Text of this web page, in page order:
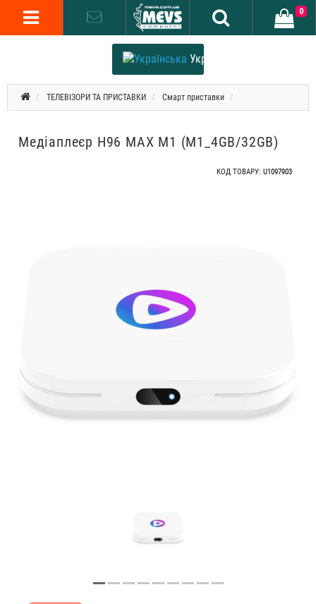
Українська
0
ТЕЛЕВІЗОРИ ТА ПРИСТАВКИ Смарт приставки
Медіаплеєр H96 MAX M1 (M1_4GB/32GB)
КОД ТОВАРУ: U1097903